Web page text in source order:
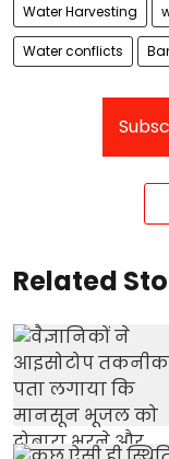
Water Harvesting
Water conflicts
Related